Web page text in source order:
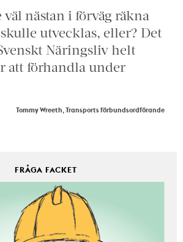
nästan i förväg räkna
utvecklas, eller? Det
Näringsliv helt
att förhandla under
Tommy Wreeth, Transports förbundsordförande
FRÅGA FACKET